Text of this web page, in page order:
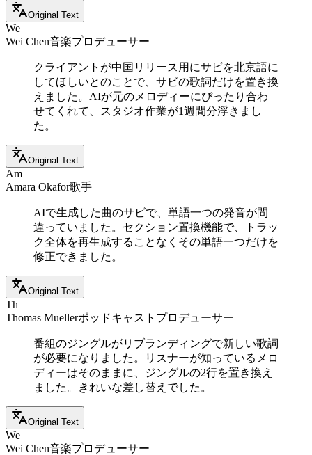
Original Text
We
Wei Chen音楽プロデューサー
クライアントが中国リリース用にサビを北京語に
してほしいとのことで、サビの歌詞だけを置き換
えました。AIが元のメロディーにぴったり合わ
せてくれて、スタジオ作業が1週間分浮きまし
た。
Original Text
Am
Amara Okafor歌手
AIで生成した曲のサビで、単語一つの発音が間
違っていました。セクション置換機能で、トラッ
ク全体を再生成することなくその単語一つだけを
修正できました。
Original Text
Th
Thomas Muellerポッドキャストプロデューサー
番組のジングルがリブランディングで新しい歌詞
が必要になりました。リスナーが知っているメロ
ディーはそのままに、ジングルの2行を置き換え
ました。きれいな差し替えでした。
Original Text
We
Wei Chen音楽プロデューサー